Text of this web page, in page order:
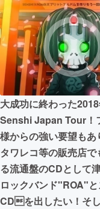
アート・
テクノロ
映像・映
ビジネス
まちづく
CAMPFIRE
CAMPFIREふ
大成功に終わった
Senshi Japan Tour！
様からの強い要望もあ
タワレコ等の販売店で
る流通盤のCDとして
ロックバンド"ROA"と
CDを出したい！そ